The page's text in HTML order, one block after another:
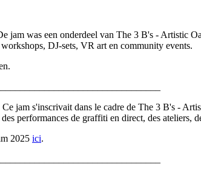
jam was een onderdeel van The 3 B's - Artistic
DJ-sets, VR art en community events.
jam s'inscrivait dans le cadre de The 3 B's -
performances de graffiti en direct, des ateliers,
2025 ici.